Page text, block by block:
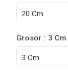
Grosor : 3 Cm